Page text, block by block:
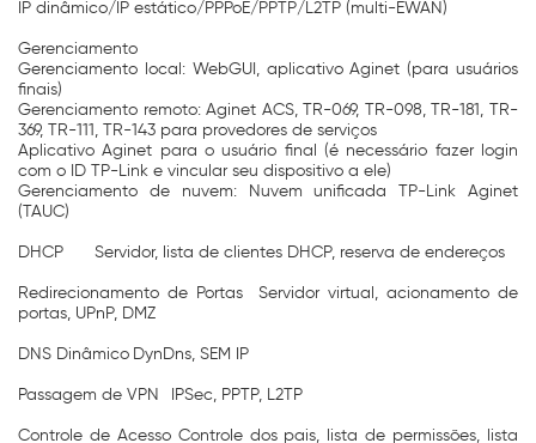
IP dinâmico/IP estático/PPPoE/PPTP/L2TP (multi-EWAN)
Gerenciamento
Gerenciamento local: WebGUI, aplicativo Aginet (para usuários
finais)
Gerenciamento remoto: Aginet ACS, TR-069, TR-098, TR-181, TR-
369, TR-111, TR-143 para provedores de serviços
Aplicativo Aginet para o usuário final (é necessário fazer login
com o ID TP-Link e vincular seu dispositivo a ele)
Gerenciamento de nuvem: Nuvem unificada TP-Link Aginet
(TAUC)
DHCP
Servidor, lista de clientes DHCP, reserva de endereços
Redirecionamento de Portas
Servidor virtual, acionamento de
portas, UPnP, DMZ
DNS Dinâmico DynDns, SEM IP
Passagem de VPN
IPSec, PPTP, L2TP
Controle de Acesso Controle dos pais, lista de permissões, lista